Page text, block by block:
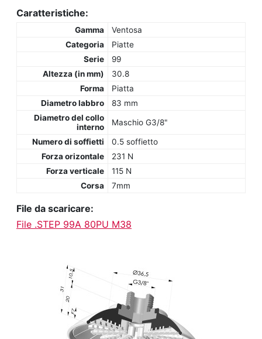
Caratteristiche:
Gamma
Ventosa
Categoria
Piatte
Serie
99
Altezza (in mm)
30.8
Forma
Piatta
Diametro labbro
83 mm
Diametro del collo
interno
Maschio G3/8"
Numero di soffietti
0.5 soffietto
Forza orizontale
231 N
Forza verticale
115 N
Corsa
7mm
File da scaricare:
File .STEP 99A 80PU M38